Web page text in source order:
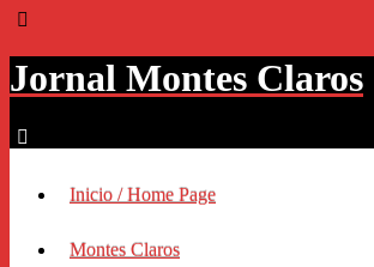
Jornal Montes Claros
Inicio / Home Page
Montes Claros